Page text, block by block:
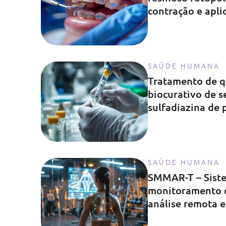
contração e
Tratamento de
biocurativo de
sulfadiazina de
SAÚDE HUMANA
SMMAR-T –
monitoramento
análise remota
SAÚDE HUMANA